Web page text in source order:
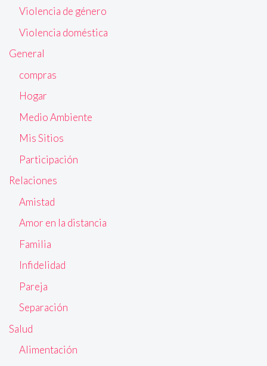
Violencia de género
Violencia doméstica
General
compras
Hogar
Medio Ambiente
Mis Sitios
Participación
Relaciones
Amistad
Amor en la distancia
Familia
Infidelidad
Pareja
Separación
Salud
Alimentación